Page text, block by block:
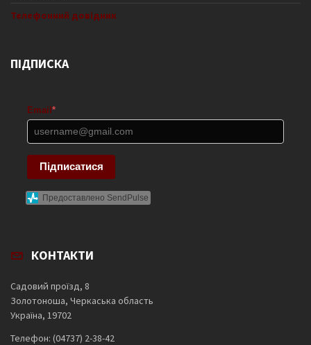
Телефонний довідник
ПІДПИСКА
Email *
Підписатися
Предоставлено SendPulse
КОНТАКТИ
Садовий проїзд, 8
Золотоноша, Черкаська область
Україна, 19702
Телефон: (04737) 2-38-42